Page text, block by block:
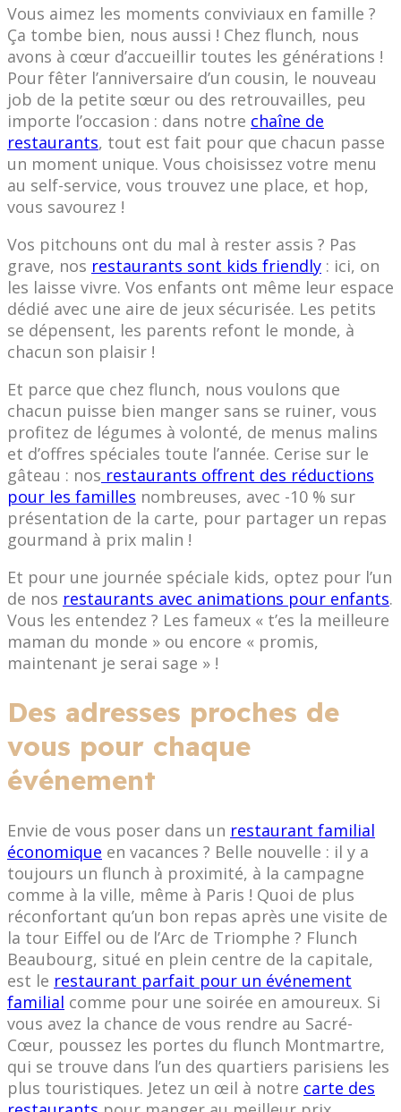
Vous aimez les moments conviviaux en famille ?
Ça tombe bien, nous aussi ! Chez flunch, nous
avons à cœur d’accueillir toutes les générations !
Pour fêter l’anniversaire d’un cousin, le nouveau
job de la petite sœur ou des retrouvailles, peu
importe l’occasion : dans notre chaîne de
restaurants, tout est fait pour que chacun passe
un moment unique. Vous choisissez votre menu
au self-service, vous trouvez une place, et hop,
vous savourez !
Vos pitchouns ont du mal à rester assis ? Pas
grave, nos restaurants sont kids friendly : ici, on
les laisse vivre. Vos enfants ont même leur espace
dédié avec une aire de jeux sécurisée. Les petits
se dépensent, les parents refont le monde, à
chacun son plaisir !
Et parce que chez flunch, nous voulons que
chacun puisse bien manger sans se ruiner, vous
profitez de légumes à volonté, de menus malins
et d’offres spéciales toute l’année. Cerise sur le
gâteau : nos restaurants offrent des réductions
pour les familles nombreuses, avec -10 % sur
présentation de la carte, pour partager un repas
gourmand à prix malin !
Et pour une journée spéciale kids, optez pour l’un
de nos restaurants avec animations pour enfants.
Vous les entendez ? Les fameux « t’es la meilleure
maman du monde » ou encore « promis,
maintenant je serai sage » !
Des adresses proches de
vous pour chaque
événement
Envie de vous poser dans un restaurant familial
économique en vacances ? Belle nouvelle : il y a
toujours un flunch à proximité, à la campagne
comme à la ville, même à Paris ! Quoi de plus
réconfortant qu’un bon repas après une visite de
la tour Eiffel ou de l’Arc de Triomphe ? Flunch
Beaubourg, situé en plein centre de la capitale,
est le restaurant parfait pour un événement
familial comme pour une soirée en amoureux. Si
vous avez la chance de vous rendre au Sacré-
Cœur, poussez les portes du flunch Montmartre,
qui se trouve dans l’un des quartiers parisiens les
plus touristiques. Jetez un œil à notre carte des